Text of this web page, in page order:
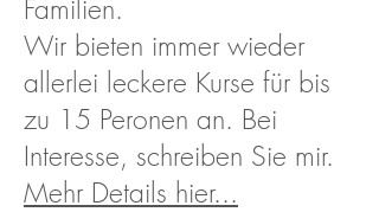
Familien.
Wir bieten immer wieder
allerlei leckere Kurse für bis
zu 15 Peronen an. Bei
Interesse, schreiben Sie mir.
Mehr Details hier...